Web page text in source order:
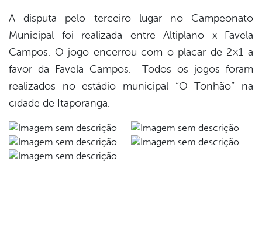
A disputa pelo terceiro lugar no Campeonato
Municipal foi realizada entre Altiplano x Favela
Campos. O jogo encerrou com o placar de 2×1 a
favor da Favela Campos. Todos os jogos foram
realizados no estádio municipal “O Tonhão” na
cidade de Itaporanga.